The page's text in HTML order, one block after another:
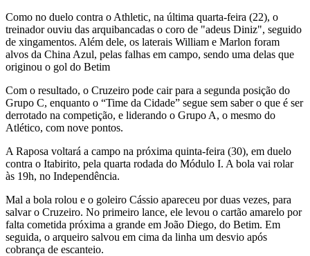
Como no duelo contra o Athletic, na última quarta-feira (22), o
treinador ouviu das arquibancadas o coro de "adeus Diniz", seguido
de xingamentos. Além dele, os laterais William e Marlon foram
alvos da China Azul, pelas falhas em campo, sendo uma delas que
originou o gol do Betim
Com o resultado, o Cruzeiro pode cair para a segunda posição do
Grupo C, enquanto o “Time da Cidade” segue sem saber o que é ser
derrotado na competição, e liderando o Grupo A, o mesmo do
Atlético, com nove pontos.
A Raposa voltará a campo na próxima quinta-feira (30), em duelo
contra o Itabirito, pela quarta rodada do Módulo I. A bola vai rolar
às 19h, no Independência.
Mal a bola rolou e o goleiro Cássio apareceu por duas vezes, para
salvar o Cruzeiro. No primeiro lance, ele levou o cartão amarelo por
falta cometida próxima a grande em João Diego, do Betim. Em
seguida, o arqueiro salvou em cima da linha um desvio após
cobrança de escanteio.